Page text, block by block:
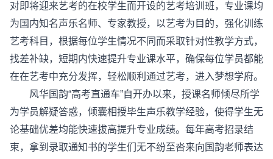
对即将迎来艺考的在校学生而开设的艺考培训班，专业课均
为国内知名声乐名师、专家教授，以艺考为目的，强化训练
艺考科目，根据每位学生情况不同而采取针对性教学方式，
找差补缺，短期内快速提升专业课水平，确保每位学员都能
在在艺考中充分发挥，轻松顺利通过艺考，进入梦想学府。
风华国韵“高考直通车”自开办以来，授课名师倾尽所学
为学员解疑答惑，倾囊相授毕生声乐教学经验，使得学生无
论基础优差均能快速拔高提升专业成绩。每年高考招录结
束，拿到录取通知书的学生们无不纷至沓来向国韵老师表达